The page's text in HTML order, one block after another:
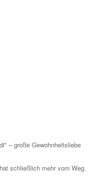
– große Gewohnheitsliebe
schließlich mehr vom Weg.